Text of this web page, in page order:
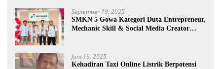
September 19, 2025
SMKN 5 Gowa Kategori Duta Entrepreneur,
Mechanic Skill & Social Media Creator
Juni 19, 2025
Kehadiran Taxi Online Listrik Berpotensi